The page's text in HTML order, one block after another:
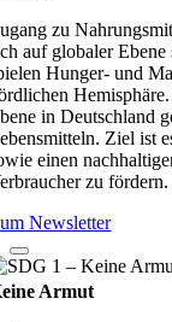
zu
auf globaler
Hunger- und
in Deutschland
Ziel ist
einen
zu fördern.
Newsletter
Armut